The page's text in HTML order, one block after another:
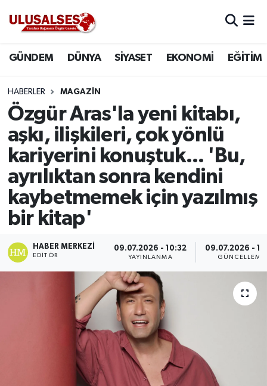
GÜNDEM DÜNYA SİYASET EKONOMİ EĞİTİM
HABERLER MAGAZİN
Özgür Aras'la yeni kitabı,
aşkı, ilişkileri, çok yönlü
kariyerini konuştuk... 'Bu,
ayrılıktan sonra kendini
kaybetmemek için yazılmış
bir kitap'
HABER MERKEZI
EDITÖR
09.07.2026 - 10:32
YAYINLANMA
09.07.2026 -
GÜNCELLEME
DÜNYA
SİYASET
EKONOMİ
EĞİTİM
SAĞLIK
MAGAZİN
SPOR
Trafik Durumu
Süper Lig Puan Durumu ve Fikstür
Tüm Manşetler
Son Dakika Haberleri
Haber Arşivi